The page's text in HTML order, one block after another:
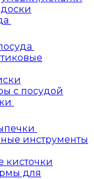
с посудой
инструменты
кисточки
для